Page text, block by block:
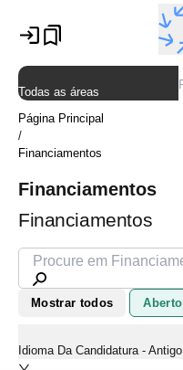
Todas as áreas
Página Principal
/
Financiamentos
Financiamentos
Financiamentos
Mostrar todos Aberto
Idioma Da Candidatura - Antigo